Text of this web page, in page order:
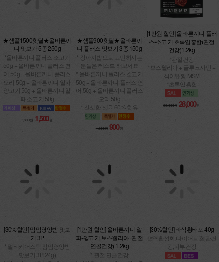
니 맛보기 5종 250g
*올바른끼니 플러스 소고기
50g + 올바른끼니 플러스 연
어 50g + 올바른끼니 플러스
오리 50g + 올바른끼니 알파
양고기 50g + 올바른끼니 알
파 소고기 50g
1,500
★샘플900핫딜★올바른끼
니 플러스 맛보기 3종 150g
* 강아지밥으로 고민하시는
분들은 테스트 해보세요
* 올바른끼니 플러스 소고기
50g + 올바른끼니 플러스 연
어 50g + 올바른끼니 플러스
오리 50g
* 신선한 생육 60% 함유
900
[1만원 할인] 올바른끼니 플러
스-소고기 초록입홍합(관절
건강)1.2kg
*관절건강
*보스웰리아 + 글루코사민 +
식이유황 MSM
*초록입홍합
38,000원 28,000 원
기 3P
* 멀티케어스틱 맘맘영양밤
맛보기 3P(24g)
* 맛보기로 기호성을 테스트
연골건강) 1.2kg
* 관절·연골건강
* 산양유+오메가3+프락토올
리고당
면역활성화,다이어트,혈관건
강,피부건강